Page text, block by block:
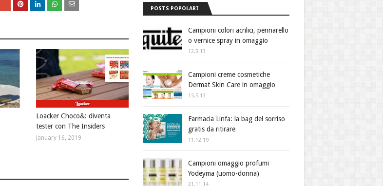
Loacker Choco&: diventa
tester con The Insiders
January 16, 2019
POSTS POPOLARI
Campioni colori acrilici, pennarello
o vernice spray in omaggio
12.3.13
Campioni creme cosmetiche
Dermat Skin Care in omaggio
15.5.13
Farmacia Linfa: la bag del sorriso
gratis da ritirare
11.12.19
Campioni omaggio profumi
Yodeyma (uomo-donna)
21.11.14